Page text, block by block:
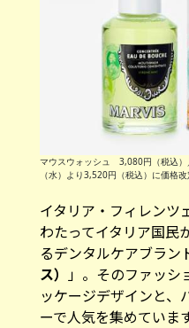
マウスウォッシュ 3,080円（税込）
（水）より3,520円（税込）に価格改
イタリア・フィレンツ
わたってイタリア国民
るデンタルケアブラン
ス） 」。そのファッシ
ッケージデザインと、
ーで人気を集めています